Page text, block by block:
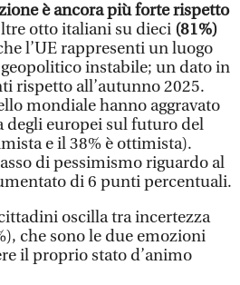
è ancora più forte rispetto
otto italiani su dieci (81%)
l’UE rappresenti un luogo
instabile; un dato in
rispetto all’autunno 2025.
mondiale hanno aggravato
degli europei sul futuro del
e il 38% è ottimista).
di pessimismo riguardo al
di 6 punti percentuali.
oscilla tra incertezza
che sono le due emozioni
il proprio stato d’animo